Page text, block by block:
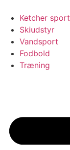
indhold
Ketcher sport
Skiudstyr
Vandsport
Fodbold
Træning